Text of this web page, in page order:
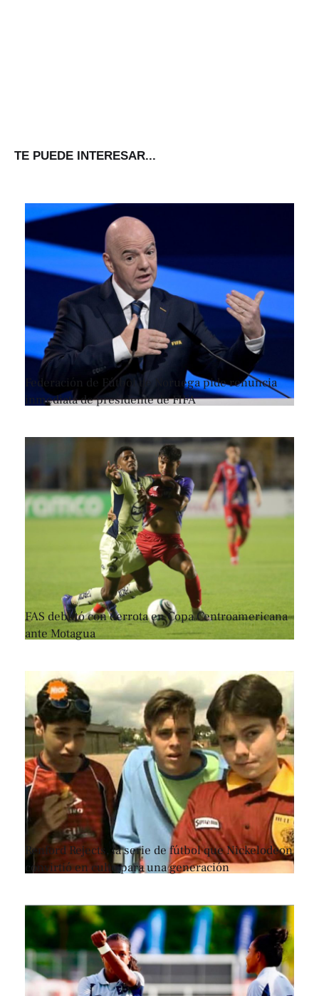
TE PUEDE INTERESAR...
Federación de Fútbol de Noruega pide renuncia
inmediata de presidente de FIFA
FAS debutó con derrota en Copa Centroamericana
ante Motagua
Renford Rejects, la serie de fútbol que Nickelodeon
convirtió en culto para una generación